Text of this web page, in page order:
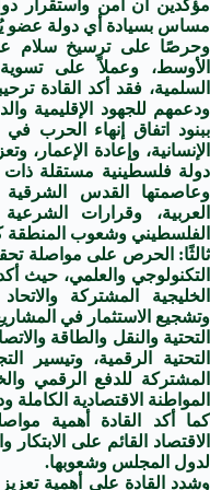
مؤكدين أن أمن واستقرار
مساس بسيادة أي دولة عضو
وحرصًا على ترسيخ سلام
الأوسط، وعملاً على تسوية
السلمية، فقد أكد القادة
ودعمهم للجهود الإقليمية
ببنود اتفاق إنهاء الحرب
الإنسانية، وإعادة الإعمار،
وعاصمتها القدس الشرقية
العربية، وقرارات
الفلسطيني وشعوب المنطقة
ثالثًا: الحرص على مواصلة
التكنولوجي والعلمي، حيث
الخليجية المشتركة
وتشجيع الاستثمار في
التحتية والنقل والطاقة
التحتية الرقمية، وتيسير
المشتركة للدفع الرقمي
المواطنة الاقتصادية
كما أكد القادة أهمية
الاقتصاد القائم على
لدول المجلس وشعوبها.
وشدد القادة على أهمية تعزيز